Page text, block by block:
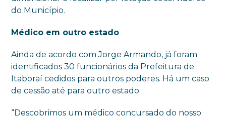
do Município.
Médico em outro estado
Ainda de acordo com Jorge Armando, já foram
identificados 30 funcionários da Prefeitura de
Itaboraí cedidos para outros poderes. Há um caso
de cessão até para outro estado.
“Descobrimos um médico concursado do nosso